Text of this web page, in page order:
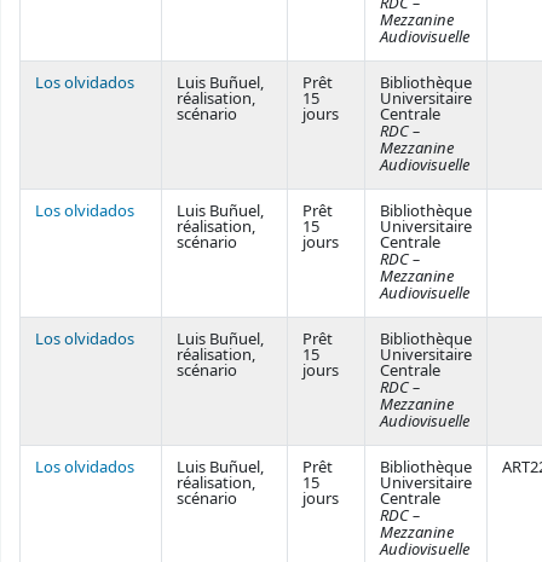
Mezzanine
Audiovisuelle
Los olvidados Luis Buñuel,
réalisation,
scénario
Prêt
15
jours
Bibliothèque
Universitaire
Centrale
RDC –
Mezzanine
Audiovisuelle
Los olvidados Luis Buñuel,
réalisation,
scénario
Prêt
15
jours
Bibliothèque
Universitaire
Centrale
RDC –
Mezzanine
Audiovisuelle
Los olvidados Luis Buñuel,
réalisation,
scénario
Prêt
15
jours
Bibliothèque
Universitaire
Centrale
RDC –
Mezzanine
Audiovisuelle
Los olvidados Luis Buñuel,
réalisation,
scénario
Prêt
15
jours
Bibliothèque
Universitaire
Centrale
RDC –
Mezzanine
Audiovisuelle